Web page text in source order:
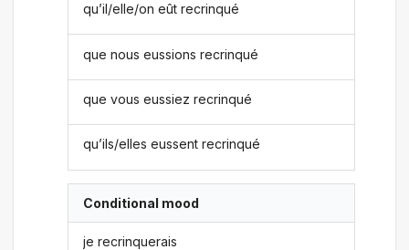
qu’il/elle/on eût recrinqué
que nous eussions recrinqué
que vous eussiez recrinqué
qu’ils/elles eussent recrinqué
Conditional mood
je recrinquerais